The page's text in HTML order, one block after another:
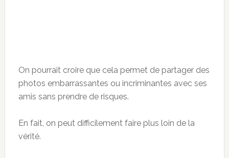
On pourrait croire que cela permet de partager des
photos embarrassantes ou incriminantes avec ses
amis sans prendre de risques.
En fait, on peut difficilement faire plus loin de la
vérité.